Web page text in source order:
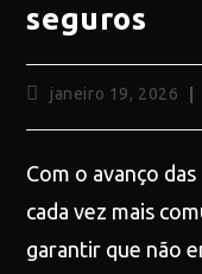
seguros
janeiro 19, 2026
Com o avanço
cada vez mais
garantir que não